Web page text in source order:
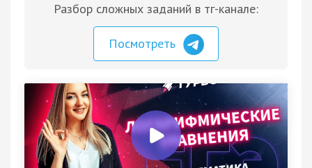
Разбор сложных заданий в тг-канале:
Посмотреть